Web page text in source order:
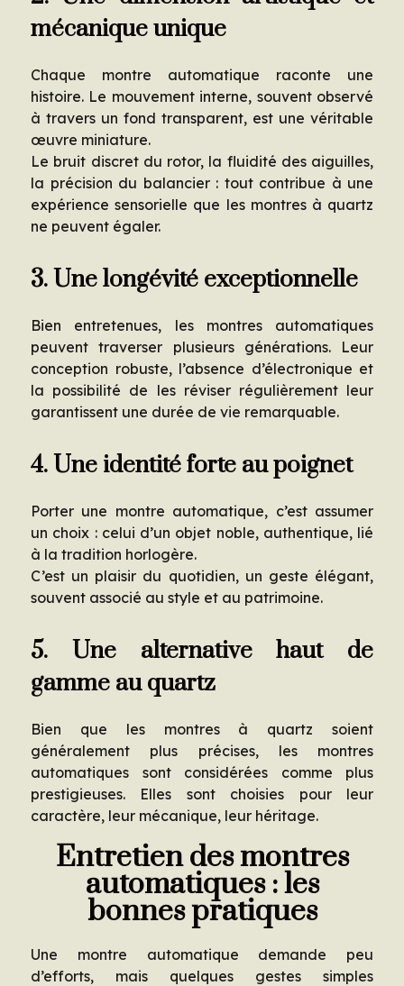
mécanique unique
Chaque montre automatique raconte une
histoire. Le mouvement interne, souvent observé
à travers un fond transparent, est une véritable
œuvre miniature.
Le bruit discret du rotor, la fluidité des aiguilles,
la précision du balancier : tout contribue à une
expérience sensorielle que les montres à quartz
ne peuvent égaler.
3. Une longévité exceptionnelle
Bien entretenues, les montres automatiques
peuvent traverser plusieurs générations. Leur
conception robuste, l’absence d’électronique et
la possibilité de les réviser régulièrement leur
garantissent une durée de vie remarquable.
4. Une identité forte au poignet
Porter une montre automatique, c’est assumer
un choix : celui d’un objet noble, authentique, lié
à la tradition horlogère.
C’est un plaisir du quotidien, un geste élégant,
souvent associé au style et au patrimoine.
5. Une alternative haut de
gamme au quartz
Bien que les montres à quartz soient
généralement plus précises, les montres
automatiques sont considérées comme plus
prestigieuses. Elles sont choisies pour leur
caractère, leur mécanique, leur héritage.
Entretien des montres
automatiques : les
bonnes pratiques
Une montre automatique demande peu
d’efforts, mais quelques gestes simples